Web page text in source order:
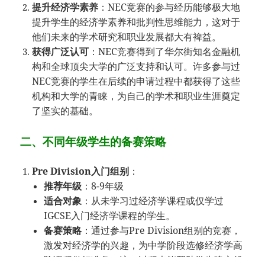
提升经济学素养 ：NEC竞赛的参与经历能够极大地
提升学生的经济学素养和批判性思维能力，这对于
他们未来的学术研究和职业发展都大有裨益。
获得广泛认可 ：NEC竞赛得到了华尔街知名金融机
构和全球顶尖大学的广泛支持和认可。许多参与过
NEC竞赛的学生在后续的申请过程中都获得了这些
机构和大学的青睐，为自己的学术和职业生涯奠定
了坚实的基础。
二、不同年级学生的备赛策略
Pre Division入门组别 ：
推荐年级 ：8-9年级
适合对象 ：从未学习过经济学课程或仅学过
IGCSE入门经济学课程的学生。
备赛策略：通过参与Pre Division组别的竞赛，
激发对经济学的兴趣，为中学阶段选修经济学高